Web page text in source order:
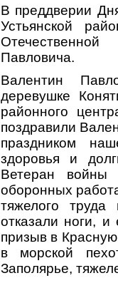
В преддверии
Устьянской
Павловича.
Валентин
деревушке
районного
поздравили
праздником
здоровья и
Ветеран
оборонных
тяжелого
отказали ноги,
призыв в
в морской
Заполярье,